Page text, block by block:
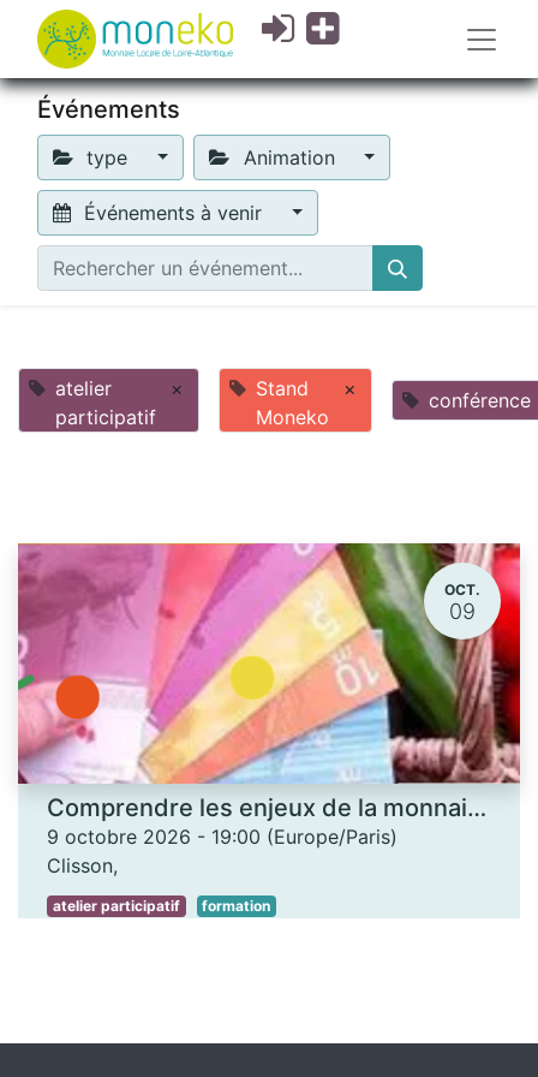
Événements
type Animation
Événements à venir
atelier
participatif
×
Stand
Moneko
× conférence
OCT.
09
Comprendre les enjeux de la monnaie locale - Les Ateliers des savoirs
9 octobre 2026 - 19:00 (Europe/Paris)
Clisson,
atelier participatif formation